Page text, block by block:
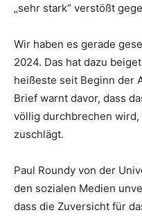
„sehr stark“ verstößt
Wir haben es gerade
2024. Das hat dazu
heißeste seit Beginn der
Brief warnt davor, dass
völlig durchbrechen
zuschlägt.
Paul Roundy von der
den sozialen Medien
dass die Zuversicht für